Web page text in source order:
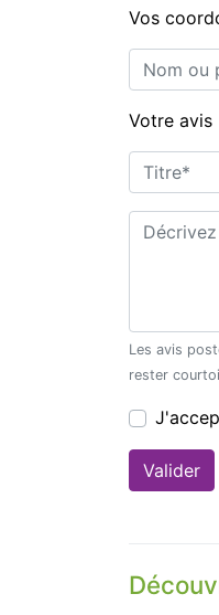
Vos
Nom ou
Votre avis
Titre*
Les avis postés n'engagent que leur auteur et
rester